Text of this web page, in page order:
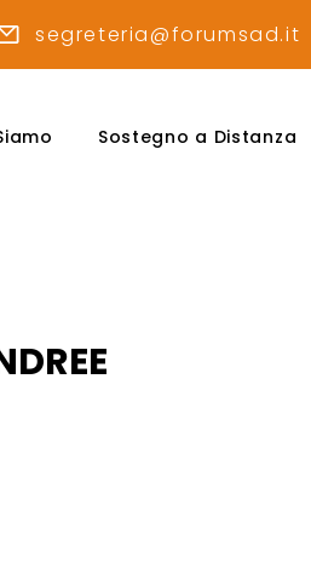
segreteria@forumsad.it
Sostegno a Distanza